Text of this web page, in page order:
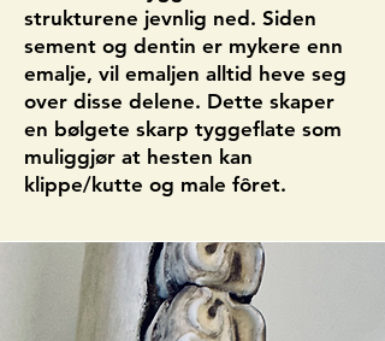
strukturene jevnlig ned. Siden
sement og dentin er mykere enn
emalje, vil emaljen alltid heve seg
over disse delene. Dette skaper
en bølgete skarp tyggeflate som
muliggjør at hesten kan
klippe/kutte og male fôret.